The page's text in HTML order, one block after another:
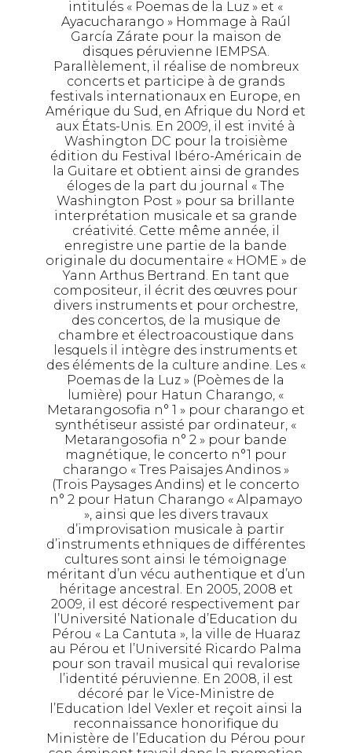
intitulés « Poemas de la Luz » et «
Ayacucharango » Hommage à Raúl
García Zárate pour la maison de
disques péruvienne IEMPSA.
Parallèlement, il réalise de nombreux
concerts et participe à de grands
festivals internationaux en Europe, en
Amérique du Sud, en Afrique du Nord et
aux États-Unis. En 2009, il est invité à
Washington DC pour la troisième
édition du Festival Ibéro-Américain de
la Guitare et obtient ainsi de grandes
éloges de la part du journal « The
Washington Post » pour sa brillante
interprétation musicale et sa grande
créativité. Cette même année, il
enregistre une partie de la bande
originale du documentaire « HOME » de
Yann Arthus Bertrand. En tant que
compositeur, il écrit des œuvres pour
divers instruments et pour orchestre,
des concertos, de la musique de
chambre et électroacoustique dans
lesquels il intègre des instruments et
des éléments de la culture andine. Les «
Poemas de la Luz » (Poèmes de la
lumière) pour Hatun Charango, «
Metarangosofia n° 1 » pour charango et
synthétiseur assisté par ordinateur, «
Metarangosofia n° 2 » pour bande
magnétique, le concerto n°1 pour
charango « Tres Paisajes Andinos »
(Trois Paysages Andins) et le concerto
n° 2 pour Hatun Charango « Alpamayo
», ainsi que les divers travaux
d’improvisation musicale à partir
d’instruments ethniques de différentes
cultures sont ainsi le témoignage
méritant d’un vécu authentique et d’un
héritage ancestral. En 2005, 2008 et
2009, il est décoré respectivement par
l’Université Nationale d’Education du
Pérou « La Cantuta », la ville de Huaraz
au Pérou et l’Université Ricardo Palma
pour son travail musical qui revalorise
l’identité péruvienne. En 2008, il est
décoré par le Vice-Ministre de
l’Education Idel Vexler et reçoit ainsi la
reconnaissance honorifique du
Ministère de l’Education du Pérou pour